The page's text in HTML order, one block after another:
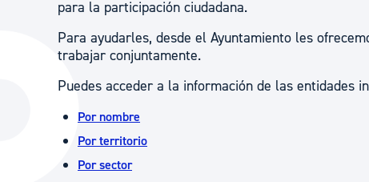
La ciudad
La ciudad ahora
Descubre la ciudad
para la participación ciudadana.
Para ayudarles, desde el Ayuntamiento les
trabajar conjuntamente.
Puedes acceder a la información de las entidades
Por nombre
Por territorio
Por sector